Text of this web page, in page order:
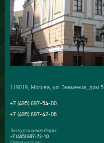
119019, Москва, ул. Знаменка, дом 5
+7 (495) 697-54-00
+7 (495) 697-42-08
Экскурсионное бюро:
+7 (495) 697-73-10